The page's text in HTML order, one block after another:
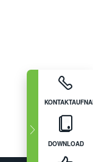
DOWNLOAD